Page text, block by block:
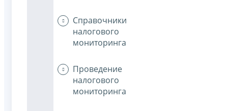
Справочники
налогового
мониторинга
Проведение
налогового
мониторинга